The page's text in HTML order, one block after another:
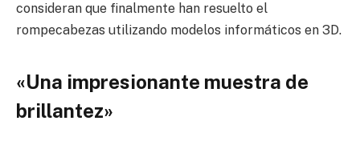
consideran que finalmente han resuelto el
rompecabezas utilizando modelos informáticos en 3D.
«Una impresionante muestra de
brillantez»